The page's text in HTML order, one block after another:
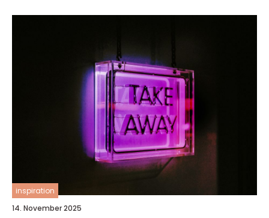
inspiration
14. November 2025